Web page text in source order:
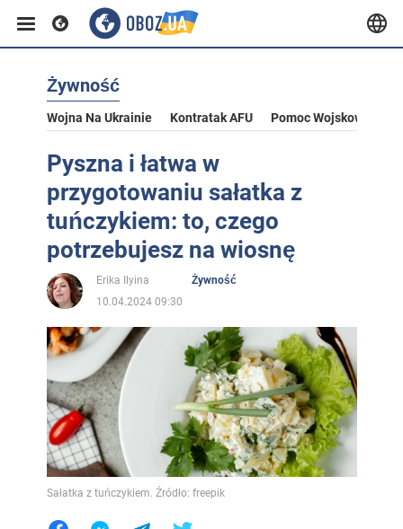
Żywność
Wojna Na Ukrainie Kontratak AFU Pomoc Wojskowa Dla
Pyszna i łatwa w
przygotowaniu sałatka z
tuńczykiem: to, czego
potrzebujesz na wiosnę
Erika Ilyina
Żywność
10.04.2024 09:30
Sałatka z tuńczykiem. Źródło: freepik